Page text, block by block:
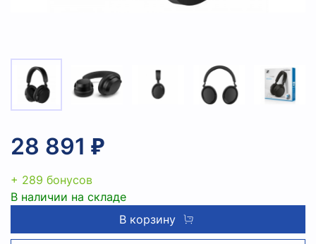
28 891 ₽
+ 289 бонусов
В наличии на складе
В корзину